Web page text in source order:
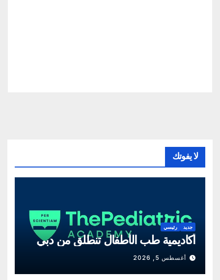
لا يفوتك
جديد رئيسي
أكاديمية طب الأطفال تنطلق من دبي
أغسطس 5, 2026